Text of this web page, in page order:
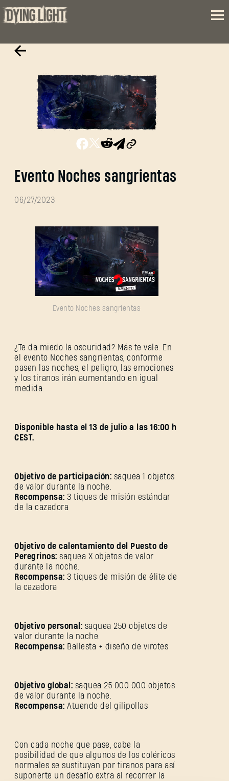
Evento Noches sangrientas
06/27/2023
Evento Noches sangrientas
¿Te da miedo la oscuridad? Más te vale. En
el evento Noches sangrientas, conforme
pasen las noches, el peligro, las emociones
y los tiranos irán aumentando en igual
medida.
Disponible hasta el 13 de julio a las 16:00 h
CEST.
Objetivo de participación: saquea 1 objetos
de valor durante la noche.
Recompensa: 3 tiques de misión estándar
de la cazadora
Objetivo de calentamiento del Puesto de
Peregrinos: saquea X objetos de valor
durante la noche.
Recompensa: 3 tiques de misión de élite de
la cazadora
Objetivo personal: saquea 250 objetos de
valor durante la noche.
Recompensa: Ballesta + diseño de virotes
Objetivo global: saquea 25 000 000 objetos
de valor durante la noche.
Recompensa: Atuendo del gilipollas
Con cada noche que pase, cabe la
posibilidad de que algunos de los coléricos
normales se sustituyan por tiranos para así
suponerte un desafío extra al recorrer la